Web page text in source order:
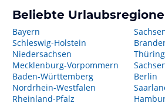
Beliebte
Bayern
Schleswig-Holstein
Niedersachsen
Mecklenburg-Vorpommern
Baden-Württemberg
Nordrhein-Westfalen
Rheinland-Pfalz
Berlin